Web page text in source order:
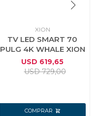
XION
TV LED SMART 70
PULG 4K WHALE XION
USD 619,65
USD 729,00